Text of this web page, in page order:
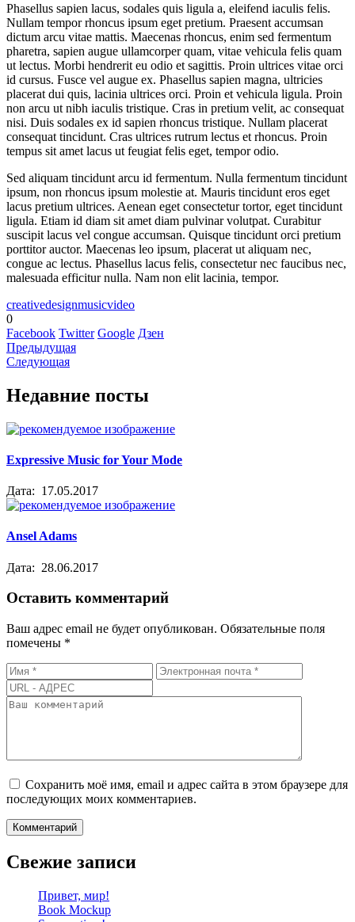
Phasellus sapien lacus, sodales quis ligula a, eleifend iaculis felis.
Nullam tempor rhoncus ipsum eget pretium. Praesent accumsan
dictum arcu vitae mattis. Maecenas rhoncus, enim sed fermentum
pharetra, sapien augue ullamcorper quam, vitae vehicula felis quam
ut lectus. Morbi hendrerit eu odio et sagittis. Proin ultrices vitae orci
id cursus. Fusce vel augue ex. Phasellus sapien magna, ultricies
placerat dui quis, lacinia ultrices orci. Proin et vehicula ligula. Proin
non arcu ut nibh iaculis tristique. Cras in pretium velit, ac consequat
nisi. Duis sodales ex id sapien rhoncus tristique. Nullam placerat
consequat tincidunt. Cras ultrices rutrum lectus et rhoncus. Proin
tempus sit amet lacus ut feugiat felis eget, tempor odio.
Sed aliquam tincidunt arcu id fermentum. Nulla fermentum tincidunt
ipsum, non rhoncus ipsum molestie at. Mauris tincidunt eros eget
lacus pretium ultrices. Aenean eget consectetur tortor, eget tincidunt
ligula. Etiam id diam sit amet diam pulvinar volutpat. Curabitur
suscipit lacus vel congue accumsan. Quisque tincidunt orci pretium
porttitor auctor. Maecenas leo ipsum, placerat ut aliquam nec,
congue ac lectus. Phasellus lacus felis, consectetur nec faucibus nec,
malesuada efficitur nulla. Nam non elit lacinia, tempor.
creativedesignmusicvideo
0
Facebook Twitter Google Дзен
Предыдущая
Следующая
Недавние посты
Expressive Music for Your Mode
Дата: 17.05.2017
Ansel Adams
Дата: 28.06.2017
Оставить комментарий
Ваш адрес email не будет опубликован. Обязательные поля
помечены *
Сохранить моё имя, email и адрес сайта в этом браузере для
последующих моих комментариев.
Свежие записи
Привет, мир!
Book Mockup